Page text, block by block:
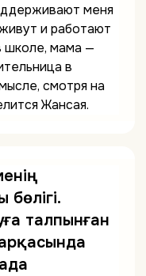
меня
и работают
школе, мама —
в
смотря на
Жансая.
талпынған